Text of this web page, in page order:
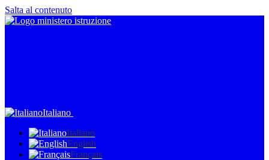
Salta al contenuto
Italiano
Italiano
English
Français